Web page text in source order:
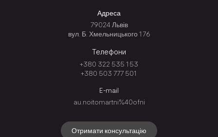
Адреса
79024 Львів
вул. Б. Хмельницького 176
Телефони
+380 322 535 153
+380 503 777 501
E-mail
au.noitomartni%40ofni
Отримати консультацію